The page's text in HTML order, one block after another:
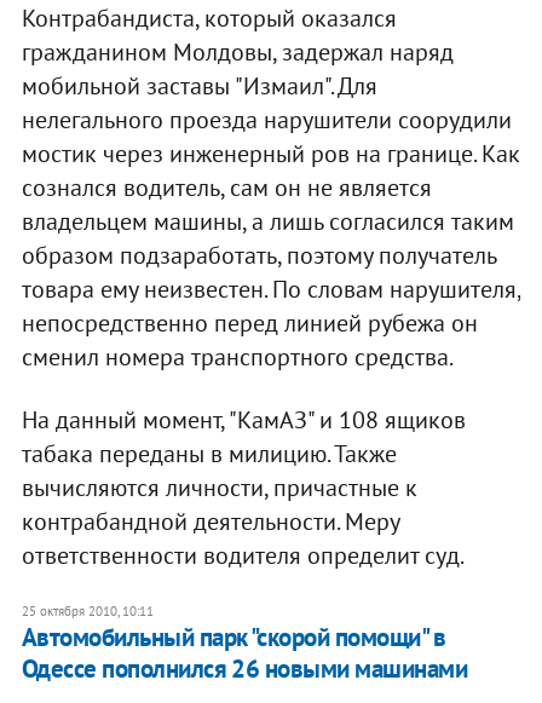
Контрабандиста, который оказался
гражданином Молдовы, задержал наряд
мобильной заставы "Измаил". Для
нелегального проезда нарушители соорудили
мостик через инженерный ров на границе. Как
сознался водитель, сам он не является
владельцем машины, а лишь согласился таким
образом подзаработать, поэтому получатель
товара ему неизвестен. По словам нарушителя,
непосредственно перед линией рубежа он
сменил номера транспортного средства.
На данный момент, "КамАЗ" и 108 ящиков
табака переданы в милицию. Также
вычисляются личности, причастные к
контрабандной деятельности. Меру
ответственности водителя определит суд.
25 октября 2010, 10:11
Автомобильный парк "скорой помощи" в
Одессе пополнился 26 новыми машинами